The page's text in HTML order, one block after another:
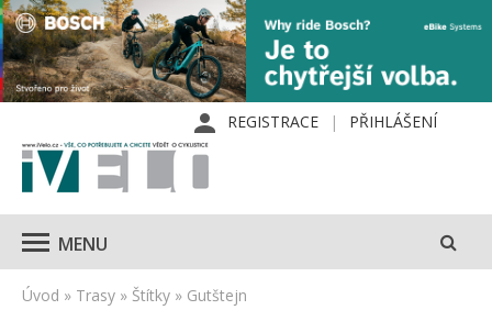
REGISTRACE PŘIHLÁŠENÍ
MENU
Úvod » Trasy » Štítky » Gutštejn